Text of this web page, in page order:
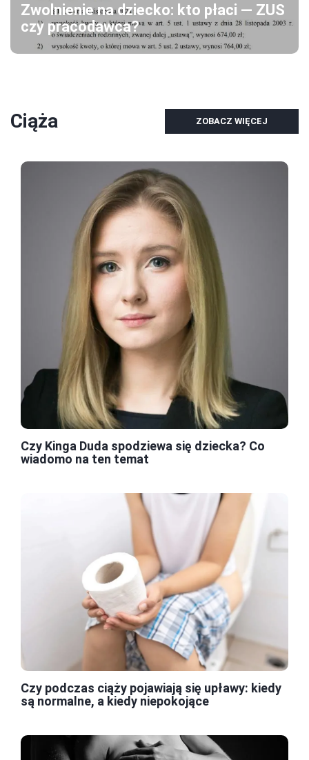
Zwolnienie na dziecko: kto płaci — ZUS
czy pracodawca?
Ciąża ZOBACZ WIĘCEJ
Czy Kinga Duda spodziewa się dziecka? Co
wiadomo na ten temat
Czy podczas ciąży pojawiają się upławy: kiedy
są normalne, a kiedy niepokojące